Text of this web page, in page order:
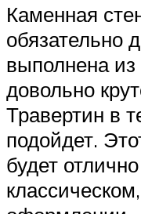
Каменная
обязательно
выполнена
довольно
Травертин в
подойдет.
будет